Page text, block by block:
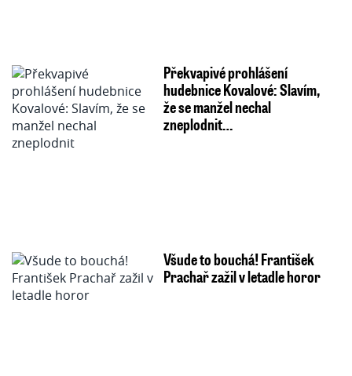
Překvapivé prohlášení
hudebnice Kovalové: Slavím,
že se manžel nechal
zneplodnit…
Všude to bouchá! František
Prachař zažil v letadle horor